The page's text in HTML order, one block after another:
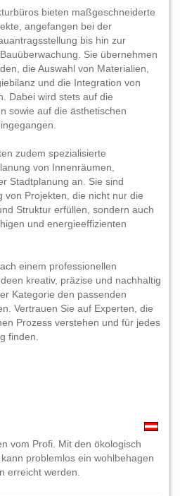
bieten maßgeschneiderte
angefangen bei der
bis hin zur
Sie übernehmen
die Auswahl von Materialien,
und die Integration von
Dabei wird stets auf die
sowie auf die ästhetischen
zudem spezialisierte
von Innenräumen,
Stadtplanung an. Sie sind
von Projekten, die nicht nur die
Struktur erfüllen, sondern auch
und energieeffizienten
einem professionellen
kreativ, präzise und nachhaltig
Kategorie den passenden
Vertrauen Sie auf Experten, die
Prozess verstehen und für jedes
finden.
vom Profi. Mit den ökologisch
problemlos ein wohlbehagen
erreicht werden.